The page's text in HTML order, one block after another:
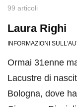
99 articoli
Laura Righi
INFORMAZIONI
Ormai 31enne
Lacustre di
Bologna, dove